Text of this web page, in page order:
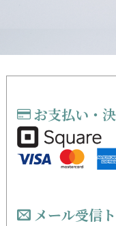
お支払い・
メール受信